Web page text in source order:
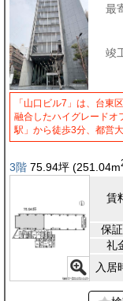
最
竣
「山口ビル7」は、台東
融合したハイグレードオ
駅」から徒歩3分、都営
3階 75.94坪 (251.04m
賃
保
礼
入居